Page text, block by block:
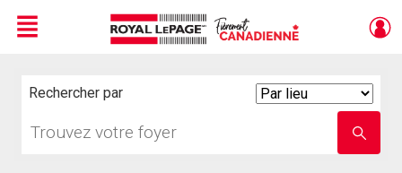
Menu
Rechercher par
votre
nom